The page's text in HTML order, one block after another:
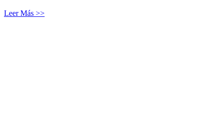
Leer Más >>